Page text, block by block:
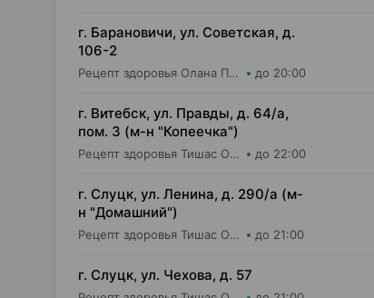
г. Барановичи, ул. Советская, д.
106-2
Рецепт здоровья Олана Плюс ОДО Аптека №7 до 20:00
г. Витебск, ул. Правды, д. 64/а,
пом. 3 (м-н "Копеечка")
Рецепт здоровья Тишас ОДО Аптека №5 до 22:00
г. Слуцк, ул. Ленина, д. 290/а (м-
н "Домашний")
Рецепт здоровья Тишас ОДО Аптека №6 до 21:00
г. Слуцк, ул. Чехова, д. 57